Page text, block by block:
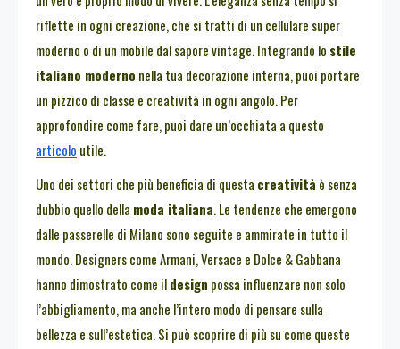
riflette in ogni creazione, che si tratti di un cellulare super
moderno o di un mobile dal sapore vintage. Integrando lo stile
italiano moderno nella tua decorazione interna, puoi portare
un pizzico di classe e creatività in ogni angolo. Per
approfondire come fare, puoi dare un’occhiata a questo
articolo utile.
Uno dei settori che più beneficia di questa creatività è senza
dubbio quello della moda italiana. Le tendenze che emergono
dalle passerelle di Milano sono seguite e ammirate in tutto il
mondo. Designers come Armani, Versace e Dolce & Gabbana
hanno dimostrato come ildesign possa influenzare non solo
l’abbigliamento, ma anche l’intero modo di pensare sulla
bellezza e sull’estetica. Si può scoprire di più su come queste